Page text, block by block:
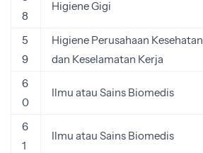
8
Higiene Gigi
5
9
Higiene Perusahaan Kesehatan
dan Keselamatan Kerja
6
0
Ilmu atau Sains Biomedis
6
1
Ilmu atau Sains Biomedis